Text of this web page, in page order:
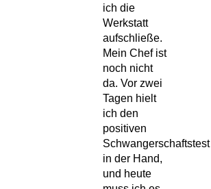
ich die
Werkstatt
aufschließe.
Mein Chef ist
noch nicht
da. Vor zwei
Tagen hielt
ich den
positiven
Schwangerschaftstest
in der Hand,
und heute